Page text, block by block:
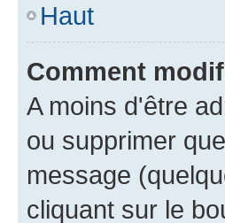
Haut
Comment
A moins d'être
ou supprimer
message
cliquant sur le